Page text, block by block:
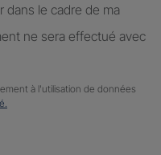
le cadre de ma
ne sera effectué avec
à l'utilisation de données